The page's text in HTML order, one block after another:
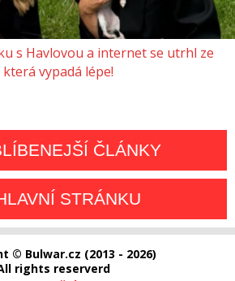
s Havlovou a internet se utrhl ze
vypadá lépe!
ČLÁNKY
STRÁNKU
© Bulwar.cz (2013 - 2026)
rights reserverd